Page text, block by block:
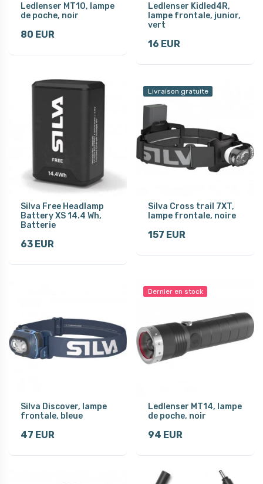
Ledlenser MT10, lampe
de poche, noir
80 EUR
Ledlenser Kidled4R,
lampe frontale, junior,
vert
16 EUR
Silva Free Headlamp
Battery XS 14.4 Wh,
Batterie
63 EUR
Livraison gratuite
Silva Cross trail 7XT,
lampe frontale, noire
157 EUR
Silva Discover, lampe
frontale, bleue
47 EUR
Dernier en stock
Ledlenser MT14, lampe
de poche, noir
94 EUR